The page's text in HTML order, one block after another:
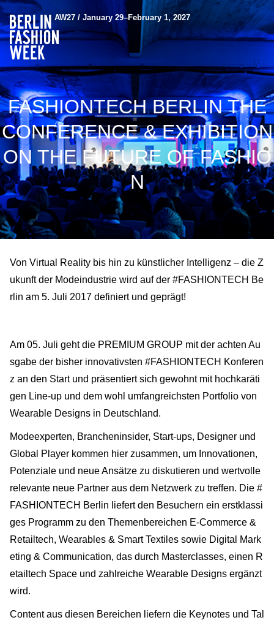
AW27 / January 29–February 1, 2027
FASHIONTECH BERLIN THE
CONFERENCE & EXHIBITION
ON THE FUTURE OF FASHIO
N
Von Virtual Reality bis hin zu künstlicher Intelligenz – die Z
ukunft der Modeindustrie wird auf der #FASHIONTECH Be
rlin am 5. Juli 2017 definiert und geprägt!
Am 05. Juli geht die PREMIUM GROUP mit der achten Au
sgabe der bisher innovativsten #FASHIONTECH Konferen
z an den Start und präsentiert sich gewohnt mit hochkaräti
gen Line-up und dem wohl umfangreichsten Portfolio von
Wearable Designs in Deutschland.
Modeexperten, Brancheninsider, Start-ups, Designer und
Global Player kommen hier zusammen, um Innovationen,
Potenziale und neue Ansätze zu diskutieren und wertvolle
relevante neue Partner aus dem Netzwerk zu treffen. Die #
FASHIONTECH Berlin liefert den Besuchern ein erstklassi
ges Programm zu den Themenbereichen E-Commerce &
Retailtech, Wearables & Smart Textiles sowie Digital Mark
eting & Communication, das durch Masterclasses, einen R
etailtech Space und zahlreiche Wearable Designs ergänzt
wird.
Content aus diesen Bereichen liefern die Keynotes und Tal